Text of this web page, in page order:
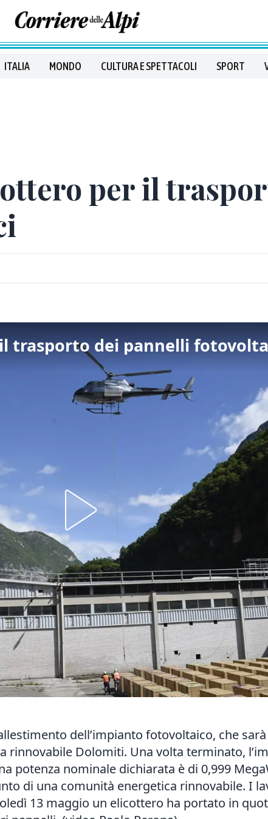
ITALIA MONDO CULTURA E SPETTACOLI SPORT
per il
trasporto dei pannelli
dell’impianto fotovoltaico, che
Dolomiti. Una volta terminato,
potenza nominale dichiarata è di 0,999
di una comunità energetica rinnovabile. I
13 maggio un elicottero ha portato in